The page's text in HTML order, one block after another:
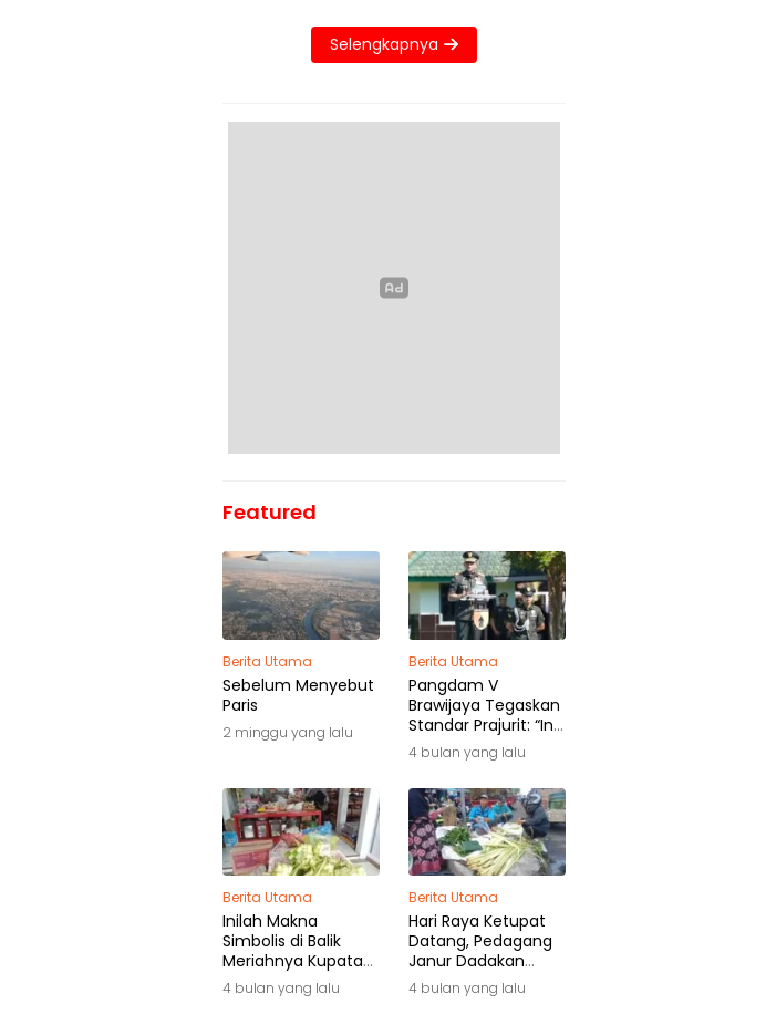
Selengkapnya
Featured
Berita Utama
Sebelum Menyebut
Paris
2 minggu yang lalu
Berita Utama
Pangdam V
Brawijaya Tegaskan
Standar Prajurit: “Ini
Awal Pengabdian,
Bukan Akhir
Perjalanan”
4 bulan yang lalu
Berita Utama
Inilah Makna
Simbolis di Balik
Meriahnya Kupatan
di Jawa
4 bulan yang lalu
Berita Utama
Hari Raya Ketupat
Datang, Pedagang
Janur Dadakan
Raup Untung Besar
4 bulan yang lalu